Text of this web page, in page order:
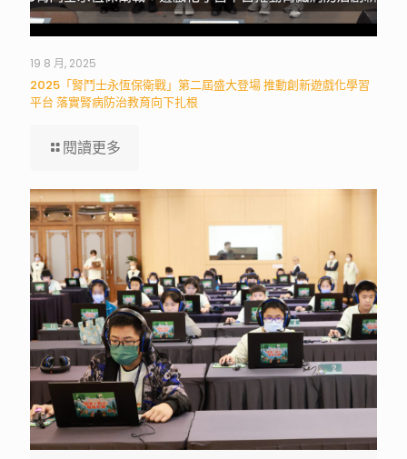
19 8 月, 2025
2025「腎鬥士永恆保衛戰」第二屆盛大登場 推動創新遊戲化學習
平台 落實腎病防治教育向下扎根
閱讀更多